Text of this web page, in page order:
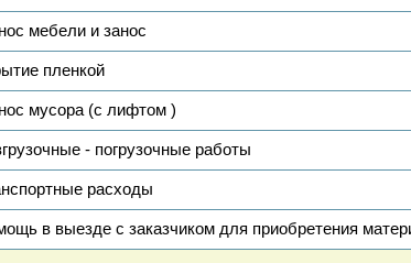
мебели и занос
пленкой
мусора (с лифтом )
- погрузочные работы
расходы
в выезде с заказчиком для приобретения